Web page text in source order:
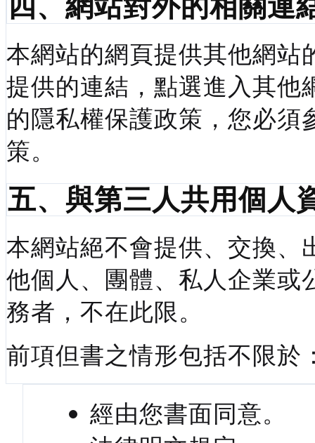
四、網站對外的相關連
本網站的網頁提供其他網站
提供的連結，點選進入其他
的隱私權保護政策，您必須
策。
五、與第三人共用個人
本網站絕不會提供、交換、
他個人、團體、私人企業或
務者，不在此限。
前項但書之情形包括不限於
經由您書面同意。